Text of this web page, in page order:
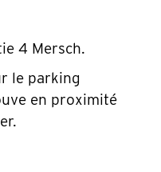
4 Mersch.
le parking
en proximité